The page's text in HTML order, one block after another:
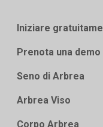
Iniziare
Prenota una demo
Seno di Arbrea
Arbrea Viso
Corpo Arbrea